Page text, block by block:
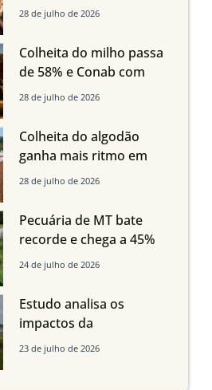
compensar aumento da
em Mato Grosso, aponta
Imea
28 de julho de 2026
Colheita do milho passa
de 58% e Conab com
boas produtividades em
quedas em Tocantins,
Maranhão e Piauí
28 de julho de 2026
Colheita do algodão
ganha mais ritmo em
Mato Grosso, Mato
Maranhão
28 de julho de 2026
Pecuária de MT bate
recorde e chega a 45%
dos bovinos abatidos
24 de julho de 2026
Estudo analisa os
impactos da
infraestrutura logística
23 de julho de 2026